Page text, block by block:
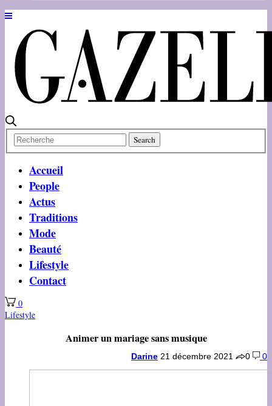
Accueil
People
Actus
Traditions
Mode
Beauté
Lifestyle
Contact
0
Lifestyle
Animer un mariage sans musique
Darine 21 décembre 2021 0 0